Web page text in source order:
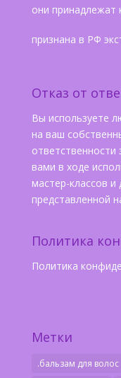
они принадлежат
признана в РФ
Отказ от
Вы используете
на ваш
вами в ходе
мастер-классов
представленной
Политика
Политика
Метки
.бальзам для волос